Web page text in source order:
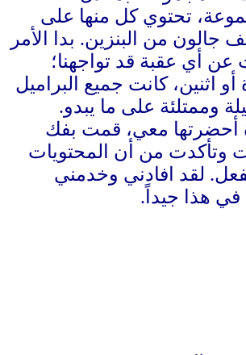
تحتوي كل منها على
جالون من البنزين. بدا الأمر
عن أي عقبة قد تواجهنا؛
أو اثنين، كانت جميع البراميل
وممتلئة على ما يبدو.
أحضرتها معي، قمت بفك
وتأكدت من أن المحتويات
. لقد افادني وخدمني
هذا جيداً .